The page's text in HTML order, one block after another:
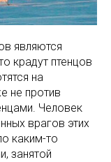
являются
крадут птенцов
на
не против
Человек
врагов этих
каким-то
занятой